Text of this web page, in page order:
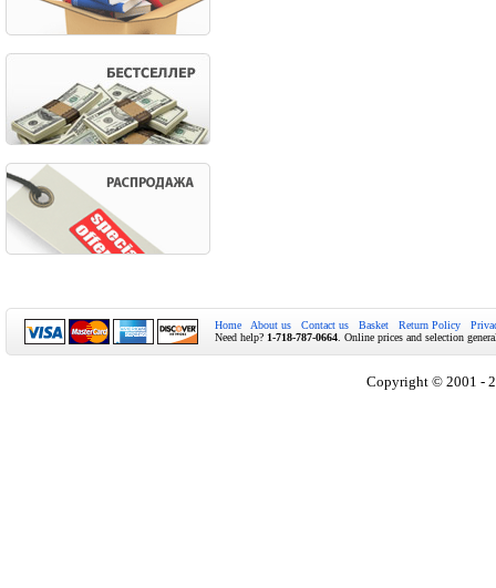
Home About us Contact us Basket Return Policy
Need help? 1-718-787-0664 . Online prices and selection
Copyright © 2001 -